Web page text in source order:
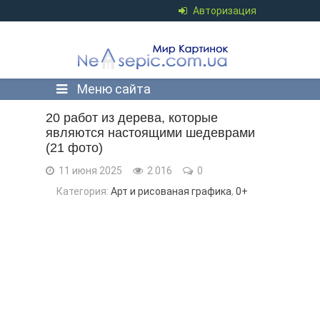
Авторизация
Меню сайта
20 работ из дерева, которые
являются настоящими шедеврами
(21 фото)
11 июня 2025 2 016
0
Категория: Арт и рисованая графика, 0+